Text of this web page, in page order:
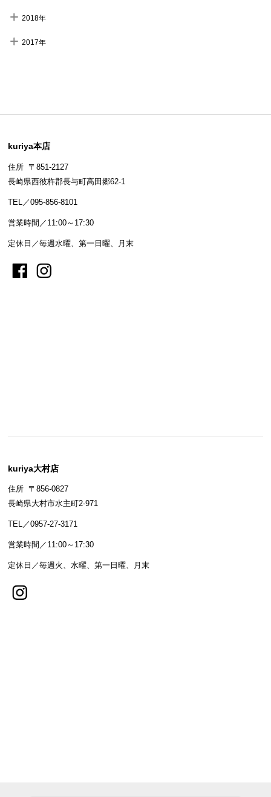
2018年
2017年
kuriya本店
住所 〒851-2127
長崎県西彼杵郡長与町高田郷62-1
TEL／095-856-8101
営業時間／11:00～17:30
定休日／毎週水曜、第一日曜、月末
kuriya大村店
住所 〒856-0827
長崎県大村市水主町2-971
TEL／0957-27-3171
営業時間／11:00～17:30
定休日／毎週火、水曜、第一日曜、月末